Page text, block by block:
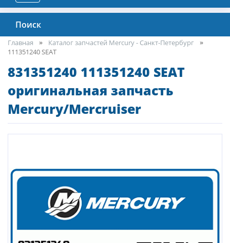
Поиск
Главная
Каталог запчастей Mercury - Санкт-Петербург
111351240 SEAT
831351240 111351240 SEAT
оригинальная запчасть
Mercury/Mercruiser